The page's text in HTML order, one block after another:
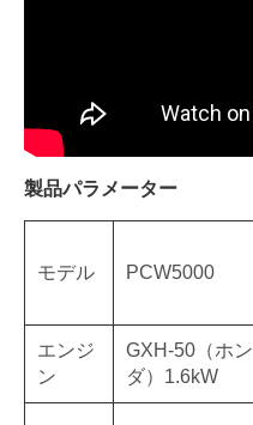
製品パラメーター
モデル PCW5000
エンジ
ン
GXH-50（ホン
ダ）1.6kW